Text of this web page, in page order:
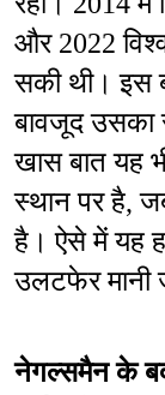
और 2022
सकी थी। इस
बावजूद उसका
खास बात यह
स्थान पर है,
है। ऐसे में यह
उलटफेर मानी
नेगल्समैन के